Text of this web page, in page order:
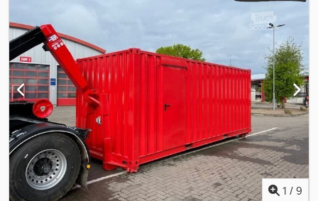
1 / 9